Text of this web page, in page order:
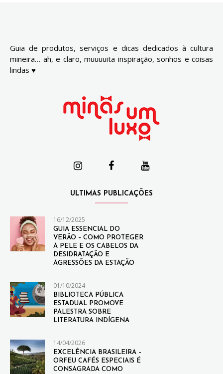
Guia de produtos, serviços e dicas dedicados à cultura
mineira… ah, e claro, muuuuita inspiração, sonhos e coisas
lindas ♥
ULTIMAS PUBLICAÇÕES
16/12/2025
GUIA ESSENCIAL DO
VERÃO – COMO PROTEGER
A PELE E OS CABELOS DA
DESIDRATAÇÃO E
AGRESSÕES DA ESTAÇÃO
01/10/2024
BIBLIOTECA PÚBLICA
ESTADUAL PROMOVE
PALESTRA SOBRE
LITERATURA INDÍGENA
14/04/2026
EXCELÊNCIA BRASILEIRA –
ORFEU CAFÉS ESPECIAIS É
CONSAGRADA COMO